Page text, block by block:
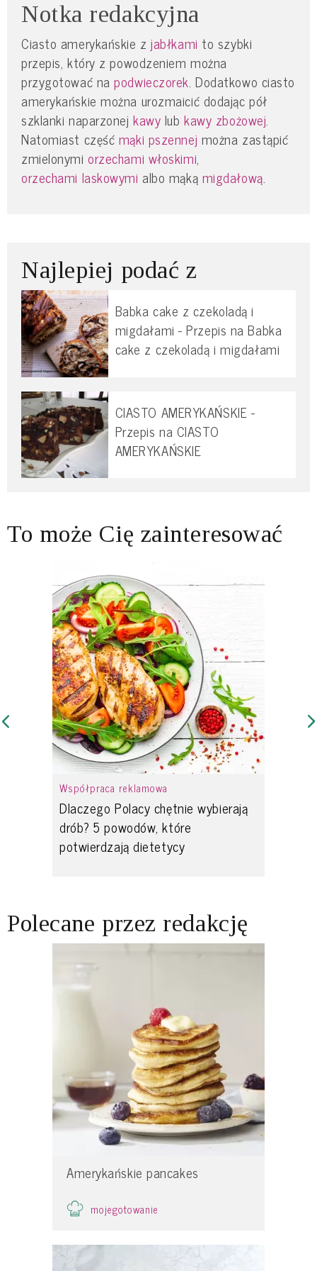
Notka redakcyjna
Ciasto amerykańskie zjabłkami to szybki
przepis, który z powodzeniem można
przygotować napodwieczorek. Dodatkowo ciasto
amerykańskie można urozmaicić dodając pół
szklanki naparzonejkawy lubkawy zbożowej.
Natomiast część mąki pszennej można zastąpić
zmielonymiorzechami włoskimi,
orzechami laskowymi albo mąką migdałową.
Najlepiej podać z
Babka cake z czekoladą i
migdałami - Przepis na Babka
cake z czekoladą i migdałami
CIASTO AMERYKAŃSKIE -
Przepis na CIASTO
AMERYKAŃSKIE
To może Cię zainteresować
Współpraca reklamowa
Dlaczego Polacy chętnie wybierają
drób? 5 powodów, które
potwierdzają dietetycy
Polecane przez redakcję
Amerykańskie pancakes
mojegotowanie